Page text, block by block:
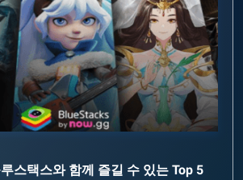
스택스와 함께 즐길 수 있는 Top 5